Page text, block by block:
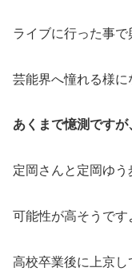
ライブに行った事
芸能界へ憧れる様に
あくまで憶測ですが
定岡さんと定岡ゆ
可能性が高そうです
高校卒業後に上京